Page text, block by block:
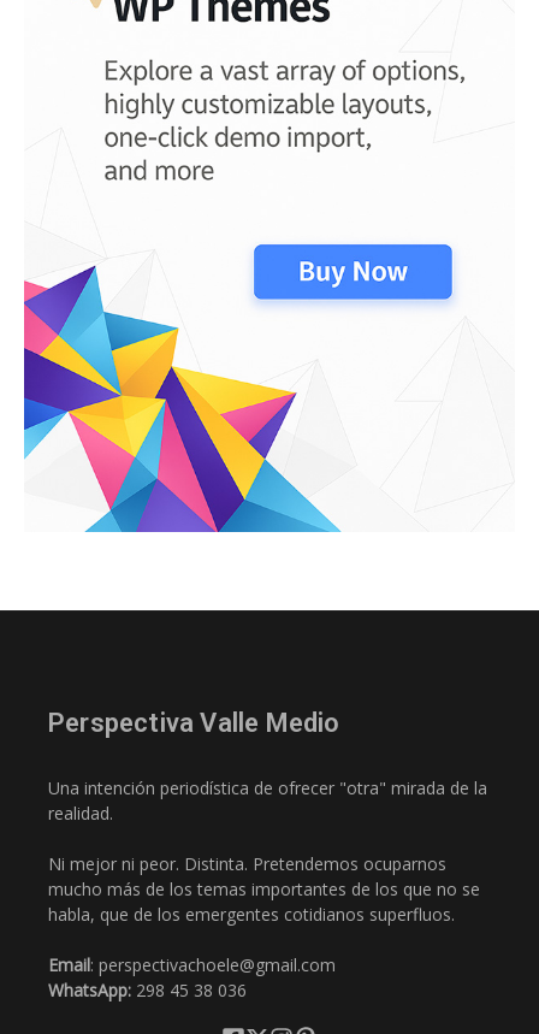
Perspectiva Valle Medio
Una intención periodística de ofrecer "otra" mirada de la
realidad.
Ni mejor ni peor. Distinta. Pretendemos ocuparnos
mucho más de los temas importantes de los que no se
habla, que de los emergentes cotidianos superfluos.
Email: perspectivachoele@gmail.com
WhatsApp: 298 45 38 036